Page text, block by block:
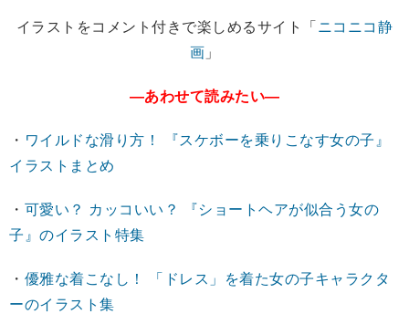
イラストをコメント付きで楽しめるサイト「 ニコニコ静
画 」
―あわせて読みたい―
・ ワイルドな滑り方！ 『スケボーを乗りこなす女の子』
イラストまとめ
・ 可愛い？ カッコいい？ 『ショートヘアが似合う女の
子』のイラスト特集
・ 優雅な着こなし！ 「ドレス」を着た女の子キャラクタ
ーのイラスト集